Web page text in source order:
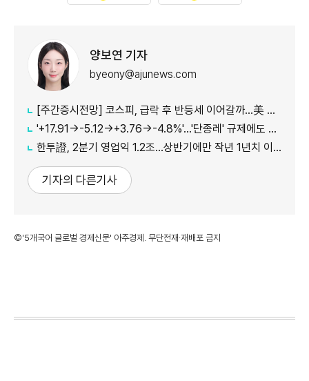
양보연 기자
byeony@ajunews.com
[주간증시전망] 코스피, 급락 후 반등세 이어갈까…美 CPI·외국인 수급 '촉각'
'+17.91→-5.12→+3.76→-4.8%'…'단종레' 규제에도 여전히 롤러코스터 타는 코스피
한투證, 2분기 영업익 1.2조…상반기에만 작년 1년치 이익만큼 벌었다
기자의 다른기사
©'5개국어 글로벌 경제신문' 아주경제. 무단전재·재배포 금지